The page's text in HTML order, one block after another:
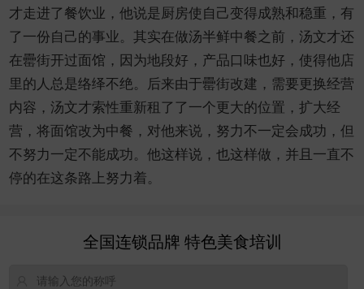
才走进了餐饮业，他说是厨房使自己变得成熟和稳重，有
了一份自己的事业。其实在做汤半鲜中餐之前，汤文才还
在罍街开过面馆，因为地段好，产品口味也好，使得他店
里的人总是络绎不绝。后来由于罍街改建，需要更换经营
内容，汤文才索性重新租了了一个更大的位置，扩大经
营，将面馆改为中餐，对他来说，努力不一定会成功，但
不努力一定不能成功。他这样说，也这样做，并且一直不
停的在这条路上努力着。
全国连锁品牌 特色美食培训